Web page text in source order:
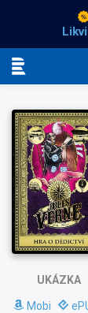
UKÁZKA
Mobi